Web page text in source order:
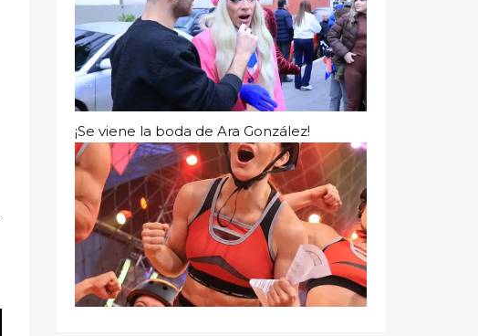
¡Se viene la boda de Ara González!